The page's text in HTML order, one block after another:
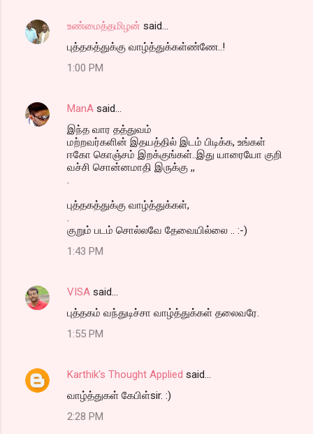
உண்மைத்தமிழன் said…
புத்தகத்துக்கு வாழ்த்துக்கள்ண்ணே..!
1:00 PM
ManA said…
இந்த வார தத்துவம்
மற்றவர்களின் இதயத்தில் இடம் பிடிக்க, உங்கள்
ஈகோ கொஞ்சம் இறக்குங்கள்..இது யாரையோ குறி
வச்சி சொன்னமாதி இருக்கு ,,
புத்தகத்துக்கு வாழ்த்துக்கள்,
குறும் படம் சொல்லவே தேவையில்லை .. :-)
1:43 PM
VISA said…
புத்தகம் வந்துடிச்சா வாழ்த்துக்கள் தலைவரே.
1:55 PM
Karthik's Thought Applied said…
வாழ்த்துகள் கேபிள்sir. :)
2:28 PM